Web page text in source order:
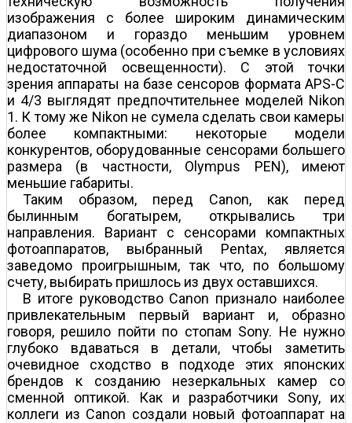
изображения с более широким динамическим
диапазоном и гораздо меньшим уровнем
цифрового шума (особенно при съемке в условиях
недостаточной освещенности). С этой точки
зрения аппараты на базе сенсоров формата APS-C
и 4/3 выглядят предпочтительнее моделей Nikon
1. К тому же Nikon не сумела сделать свои камеры
более компактными: некоторые модели
конкурентов, оборудованные сенсорами большего
размера (в частности, Olympus PEN), имеют
меньшие габариты.
Таким образом, перед Canon, как перед
былинным богатырем, открывались три
направления. Вариант с сенсорами компактных
фотоаппаратов, выбранный Pentax, является
заведомо проигрышным, так что, по большому
счету, выбирать пришлось из двух оставшихся.
В итоге руководство Canon признало наиболее
привлекательным первый вариант и, образно
говоря, решило пойти по стопам Sony. Не нужно
глубоко вдаваться в детали, чтобы заметить
очевидное сходство в подходе этих японских
брендов к созданию незеркальных камер со
сменной оптикой. Как и разработчики Sony, их
коллеги из Canon создали новый фотоаппарат на